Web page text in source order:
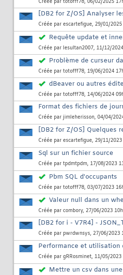
Créée par totofff78, 06/02/2025
[DB2 for Z/OS] Analyser
Créée par escartefigue, 29/01/2025
Requête update et
Créée par lesultan2007, 11/12/
Problème de curseur
Créée par totofff78, 19/06/2024
dBeaver ou autres
Créée par totofff78, 14/06/2024
Format des fichiers de
Créée par jimleherisson, 04/04/
[DB2 for Z/OS] Quelques
Créée par escartefigue, 29/11/2023
Sql sur un fichier source
Créée par tpdmtpdm, 17/08/2023
Pbm SQL d'occupants
Créée par totofff78, 03/07/2023
Valeur null dans un
Créée par combory, 27/06/2023
[DB2 for i - V7R4] -
Créée par pwrdwnsys, 27/06/2023
Performance et utilisation
Créée par gRRosminet, 11/05/2023
Mettre un csv dans